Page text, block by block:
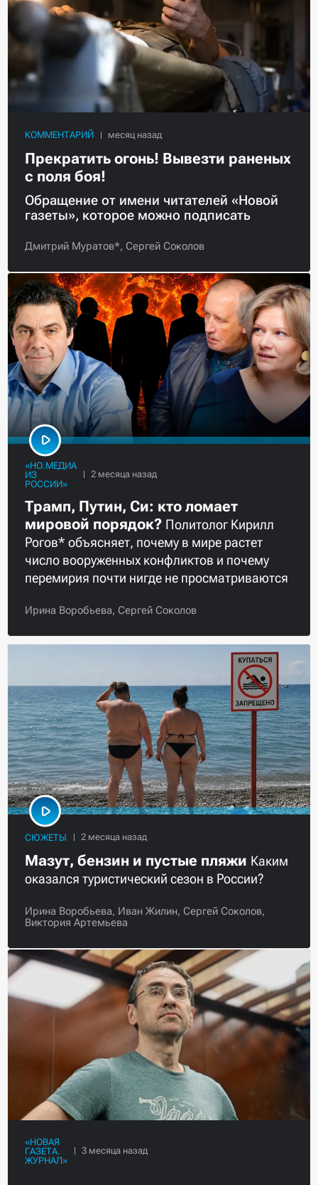
КОММЕНТАРИЙ
Прекратить огонь! Вывезти раненых
с поля боя!
Обращение от имени читателей «Новой
газеты», которое можно подписать
Дмитрий Муратов*, Сергей Соколов
«НО.МЕДИА
ИЗ
РОССИИ»
Трамп, Путин, Си: кто ломает
мировой порядок? Политолог Кирилл
Рогов* объясняет, почему в мире растет
число вооруженных конфликтов и почему
перемирия почти нигде не просматриваются
Ирина Воробьева, Сергей Соколов
СЮЖЕТЫ
Мазут, бензин и пустые пляжи Каким
оказался туристический сезон в России?
Ирина Воробьева, Иван Жилин, Сергей Соколов,
Виктория Артемьева
«НОВАЯ
ГАЗЕТА.
ЖУРНАЛ»